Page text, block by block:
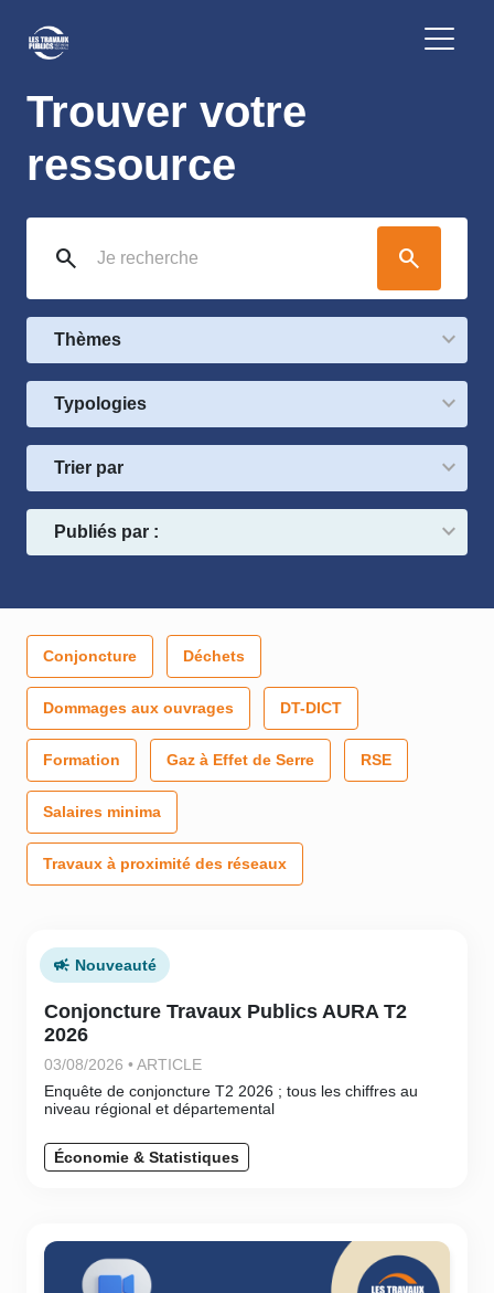
Trouver votre
ressource
search search
Thèmes
Typologies
Trier par
Publiés par :
Conjoncture Déchets
Dommages aux ouvrages DT-DICT
Formation Gaz à Effet de Serre RSE
Salaires minima
Travaux à proximité des réseaux
Nouveauté
Conjoncture Travaux Publics AURA T2
2026
03/08/2026 • ARTICLE
Enquête de conjoncture T2 2026 ; tous les chiffres au
niveau régional et départemental
Économie & Statistiques